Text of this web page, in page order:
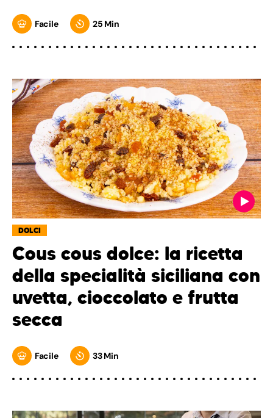
Facile 25 Min
DOLCI
Cous cous dolce: la ricetta
della specialità siciliana con
uvetta, cioccolato e frutta
secca
Facile 33 Min